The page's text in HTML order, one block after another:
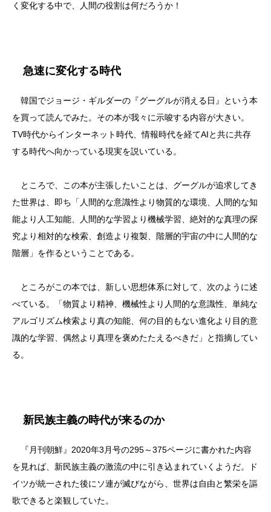
く変化する中で、人間の役割は何だろうか！
急速に変化する時代
韓国でジョージ・ギルダーの『グーグルが消える日』という本
を買って読んでみた。その本が我々に示唆する内容が大きい。
TV時代からインターネット時代、情報時代を経てAIと共に共存
する時代へ向かっている現実を説いている。
ところで、この本が主張したいことは、グーグルが追求してき
た世界は、即ち「人間的な意識性より物質的な環境、人間的な知
能より人工知能、人間的な学習より機械学習、絶対的な真理の探
究より相対的な検索、創造より複製、階層的宇宙の中に人間的な
階層」を作るということである。
ところがこの本では、新しい思想体系に対して、次のように述
べている。「物質より精神、機械性より人間的な意識性、単純な
アルゴリズム検索より真の知能、何の目的もない進化より目的意
識的な学習、偶然より真理を褒めたたえるべきだ」と指摘してい
る。
新民族主義の時代が来るのか
『月刊朝鮮』2020年3月号の295～375ページに書かれた内容
を見れば、新民族主義の激流の中に引き込まれていくようだ。ド
イツが統一された後にソ連が滅びながら、世界は自由と繁栄を謳
歌できると楽観していた。